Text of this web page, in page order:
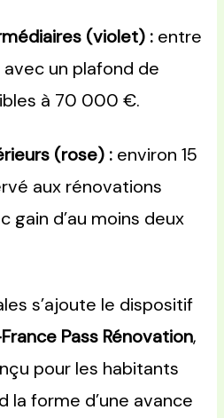
(violet) : entre
un plafond de
à 70 000 €.
(rose) : environ 15
aux rénovations
gain d’au moins deux
s’ajoute le dispositif
Pass Rénovation,
pour les habitants
la forme d’une avance